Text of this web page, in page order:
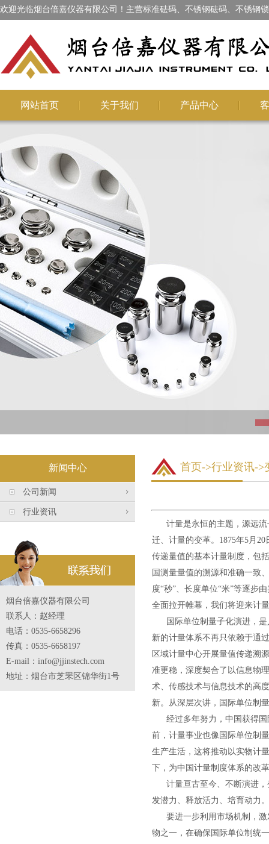
欢迎光临烟台倍嘉仪器有限公司！主营标准砝码、不锈钢砝码、不锈钢
网站首页 关于我们 产品中心
新闻中心
公司新闻
行业资讯
烟台倍嘉仪器有限公司
联系人：赵经理
电话：0535-6658296
传真：0535-6658197
E-mail：info@jjinstech.com
地址：烟台市芝罘区锦华街1号
首页->行业资讯-
计量是永恒的主题，源远流
迁、计量的变革。1875年5月
传递量值的基本计量制度，包
国测量量值的溯源和准确一致
度“秒”、长度单位“米”等逐步
全面拉开帷幕，我们将迎来计
国际单位制量子化演进，是
新的计量体系不再只依赖于通
区域计量中心开展量值传递溯
准更稳，深度契合了以信息物
术、传感技术与信息技术的高
新。从深层次讲，国际单位制
经过多年努力，中国获得国
前，计量事业也像国际单位制
生产生活，这将推动以实物计
下，为中国计量制度体系的改
计量亘古至今、不断演进，
发潜力、释放活力、培育动力。
要进一步利用市场机制，激
物之一，在确保国际单位制统